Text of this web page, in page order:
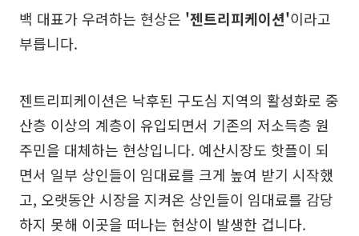
백 대표가 우려하는 현상은 '젠트리피케이션'이라고
부릅니다.
젠트리피케이션은 낙후된 구도심 지역의 활성화로 중
산층 이상의 계층이 유입되면서 기존의 저소득층 원
주민을 대체하는 현상입니다. 예산시장도 핫플이 되
면서 일부 상인들이 임대료를 크게 높여 받기 시작했
고, 오랫동안 시장을 지켜온 상인들이 임대료를 감당
하지 못해 이곳을 떠나는 현상이 발생한 겁니다.